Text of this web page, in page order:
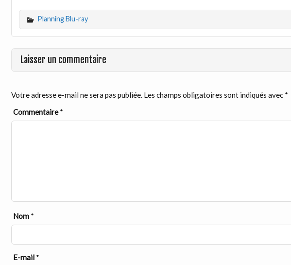
Planning Blu-ray
Laisser un commentaire
Votre adresse e-mail ne sera pas publiée. Les champs obligatoires sont indiqués avec *
Commentaire*
Nom *
E-mail *